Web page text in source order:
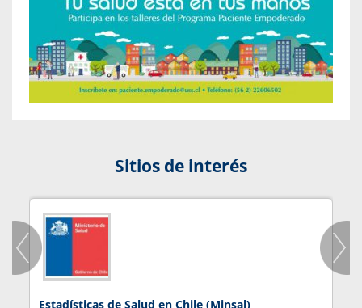
Sitios de interés
Estadísticas de Salud en Chile (Minsal)